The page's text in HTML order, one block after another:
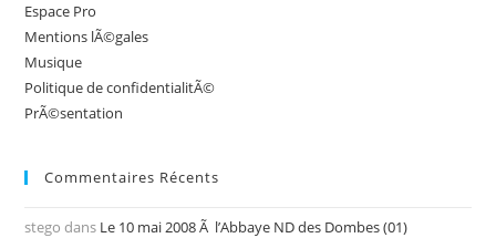
Espace Pro
Mentions lÃ©gales
Musique
Politique de confidentialitÃ©
PrÃ©sentation
Commentaires Récents
stego dans Le 10 mai 2008 Ã l’Abbaye ND des Dombes (01)